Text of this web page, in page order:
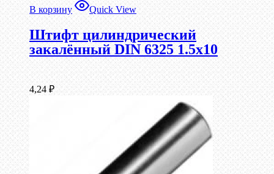
В корзину Quick View
Штифт цилиндрический
закалённый DIN 6325 1.5х10
4,24 ₽